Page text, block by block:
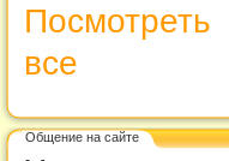
Посмотреть
все
Общение на сайте